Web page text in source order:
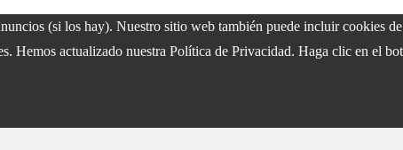
(si los hay). Nuestro sitio web también puede incluir cookies
actualizado nuestra Política de Privacidad. Haga clic en el